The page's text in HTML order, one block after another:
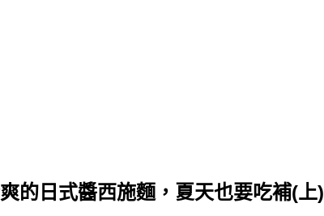
的日式醬西施麵，夏天也要吃補(上)